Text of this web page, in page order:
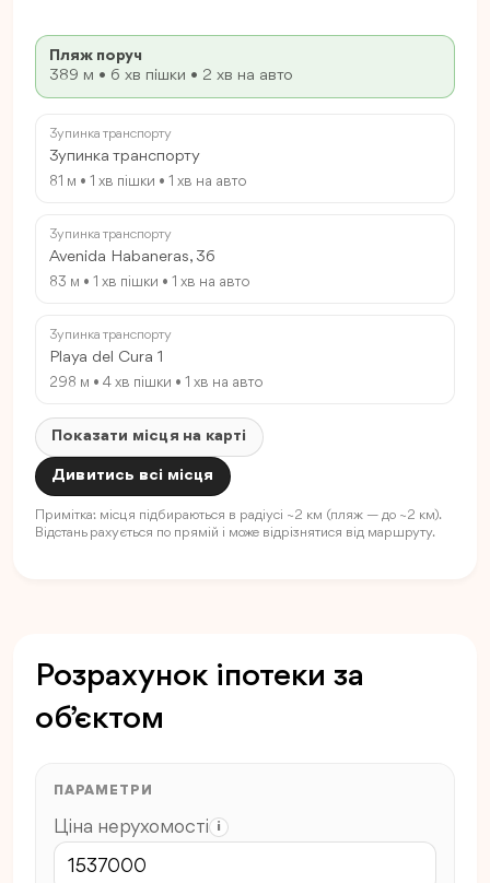
Пляж поруч
389 м • 6 хв пішки • 2 хв на авто
Зупинка транспорту
Зупинка транспорту
81 м • 1 хв пішки • 1 хв на авто
Зупинка транспорту
Avenida Habaneras, 36
83 м • 1 хв пішки • 1 хв на авто
Зупинка транспорту
Playa del Cura 1
298 м • 4 хв пішки • 1 хв на авто
Показати місця на карті
Дивитись всі місця
Примітка: місця підбираються в радіусі ~2 км (пляж — до ~2 км).
Відстань рахується по прямій і може відрізнятися від маршруту.
Розрахунок іпотеки за
об’єктом
ПАРАМЕТРИ
Ціна нерухомості i